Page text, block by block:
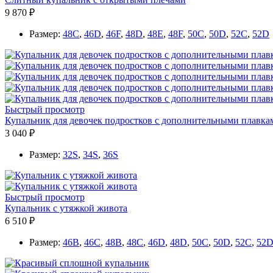
9 870 ₽
Размер: 48C, 46D, 46F, 48D, 48E, 48F, 50C, 50D, 52C, 52D
Быстрый просмотр
Купальник для девочек подростков с дополнительными
3 040 ₽
Размер: 32S, 34S, 36S
Быстрый просмотр
Купальник с утяжкой живота
6 510 ₽
Размер: 46B, 46C, 48B, 48C, 46D, 48D, 50C, 50D, 52C, 52D